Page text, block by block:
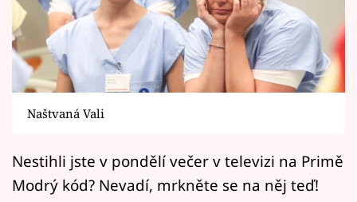
Sledujte prima+
Filmový festival Karlovy Vary
Přihlášení
Naštvaná Vali
Nestihli jste v pondělí večer v televizi na Primě
Modrý kód? Nevadí, mrkněte se na něj teď!